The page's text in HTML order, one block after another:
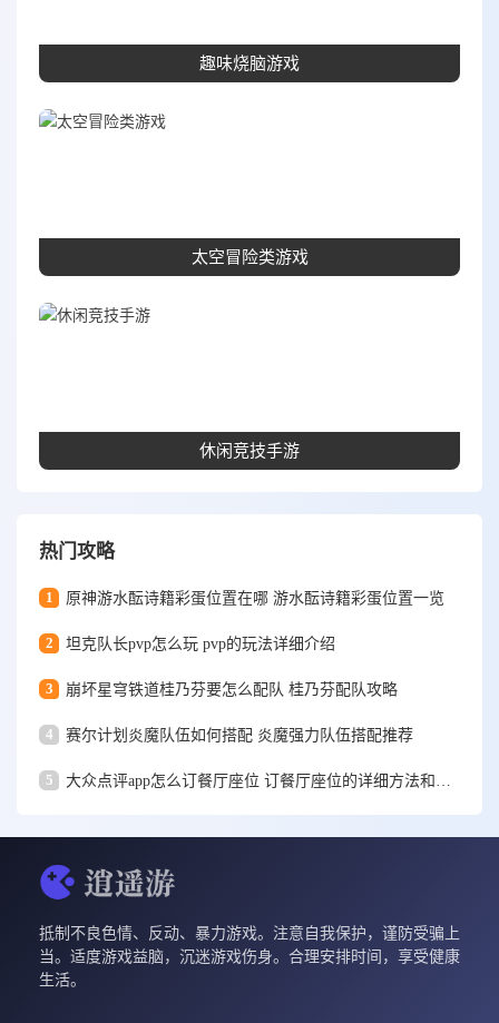
趣味烧脑游戏
太空冒险类游戏
休闲竞技手游
热门攻略
1 原神游水酝诗籍彩蛋位置在哪 游水酝诗籍彩蛋位置一览
2 坦克队长pvp怎么玩 pvp的玩法详细介绍
3 崩坏星穹铁道桂乃芬要怎么配队 桂乃芬配队攻略
4 赛尔计划炎魔队伍如何搭配 炎魔强力队伍搭配推荐
5
抵制不良色情、反动、暴力游戏。注意自我保护，谨防受骗上
当。适度游戏益脑，沉迷游戏伤身。合理安排时间，享受健康
生活。